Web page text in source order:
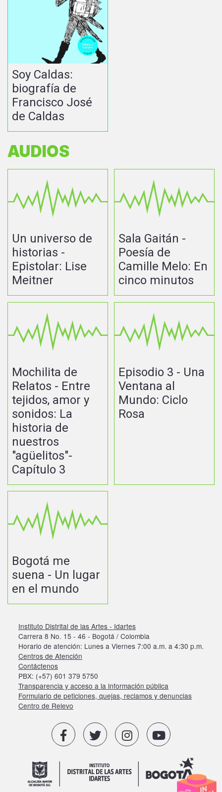
Soy Caldas:
biografía de
Francisco José
de Caldas
AUDIOS
Un universo de
historias -
Epistolar: Lise
Meitner
Sala Gaitán -
Poesía de
Camille Melo: En
cinco minutos
Mochilita de
Relatos - Entre
tejidos, amor y
sonidos: La
historia de
nuestros
"agüelitos"-
Capítulo 3
Episodio 3 - Una
Ventana al
Mundo: Ciclo
Rosa
Bogotá me
suena - Un lugar
en el mundo
Instituto Distrital de las Artes - Idartes
Carrera 8 No. 15 - 46 - Bogotá / Colombia
Horario de atención: Lunes a Viernes 7:00 a.m. a 4:30 p.m.
Centros de Atención
Contáctenos
PBX: (+57) 601 379 5750
Transparencia y acceso a la información pública
Formulario de peticiones, quejas, reclamos y denuncias
Centro de Relevo